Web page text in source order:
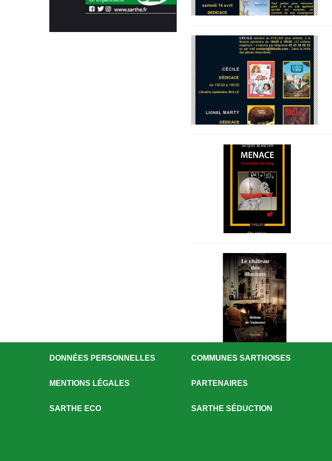
DONNÉES PERSONNELLES
MENTIONS LÉGALES
SARTHE ECO
COMMUNES SARTHOISES
PARTENAIRES
SARTHE SÉDUCTION